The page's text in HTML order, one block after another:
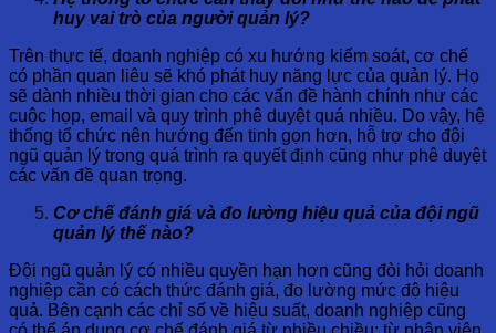
huy vai trò của người quản lý?
Trên thực tế, doanh nghiệp có xu hướng kiểm soát, cơ chế
có phần quan liêu sẽ khó phát huy năng lực của quản lý. Họ
sẽ dành nhiều thời gian cho các vấn đề hành chính như các
cuộc họp, email và quy trình phê duyệt quá nhiều. Do vậy, hệ
thống tổ chức nên hướng đến tinh gọn hơn, hỗ trợ cho đội
ngũ quản lý trong quá trình ra quyết định cũng như phê duyệt
các vấn đề quan trọng.
Cơ chế đánh giá và đo lường hiệu quả của đội ngũ
quản lý thế nào?
Đội ngũ quản lý có nhiều quyền hạn hơn cũng đòi hỏi doanh
nghiệp cần có cách thức đánh giá, đo lường mức độ hiệu
quả. Bên cạnh các chỉ số về hiệu suất, doanh nghiệp cũng